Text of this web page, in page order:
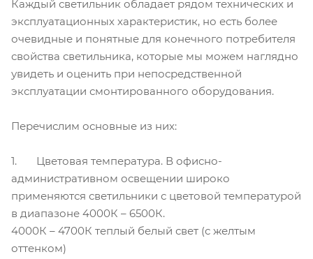
Каждый светильник обладает рядом технических и
эксплуатационных характеристик, но есть более
очевидные и понятные для конечного потребителя
свойства светильника, которые мы можем наглядно
увидеть и оценить при непосредственной
эксплуатации смонтированного оборудования.
Перечислим основные из них:
1. Цветовая температура. В офисно-
административном освещении широко
применяются светильники с цветовой температурой
в диапазоне 4000К – 6500К.
4000К – 4700К теплый белый свет (с желтым
оттенком)